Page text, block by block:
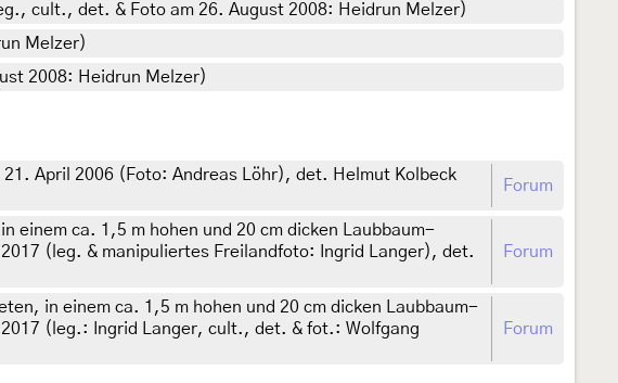
cult., det. & Foto am 26. August 2008: Heidrun Melzer)
Melzer)
2008: Heidrun Melzer)
April 2006 (Foto: Andreas Löhr), det. Helmut Kolbeck
Forum
einem ca. 1,5 m hohen und 20 cm dicken Laubbaum-
(leg. & manipuliertes Freilandfoto: Ingrid Langer), det.
Forum
in einem ca. 1,5 m hohen und 20 cm dicken Laubbaum-
(leg.: Ingrid Langer, cult., det. & fot.: Wolfgang
Forum